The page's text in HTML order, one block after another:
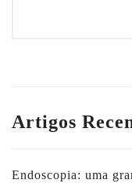
Artigos
Endoscopia: uma